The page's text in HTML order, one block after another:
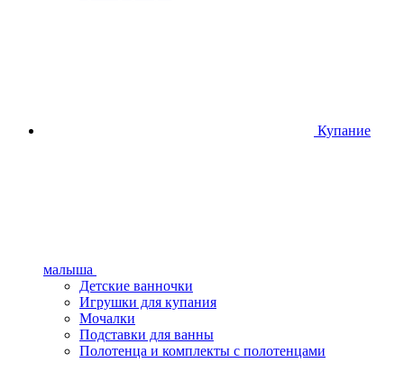
Купание
малыша
Детские ванночки
Игрушки для купания
Мочалки
Подставки для ванны
Полотенца и комплекты с полотенцами